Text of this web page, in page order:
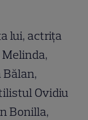
lui, actrița
Melinda,
Ovidiu
Bonilla,